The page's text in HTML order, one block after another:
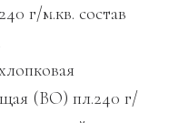
г/м.кв. состав
(ВО) пл.240 г/